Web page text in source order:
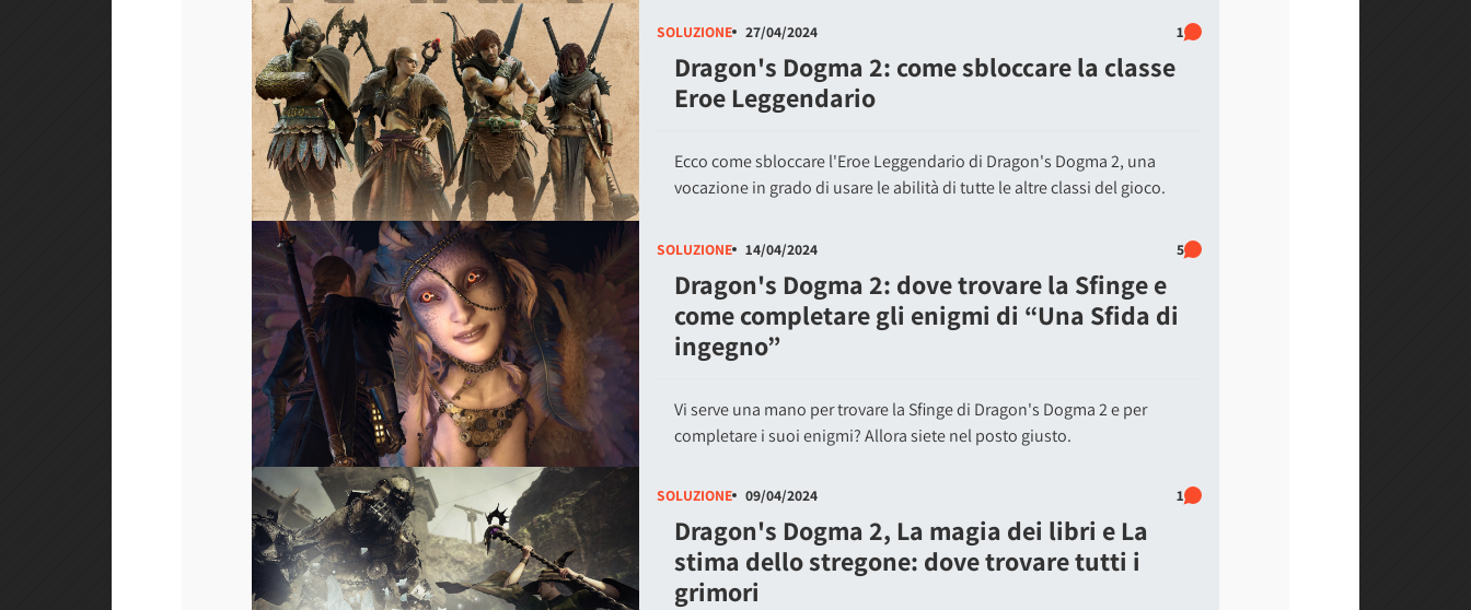
SOLUZIONE 27/04/2024 1
Dragon's Dogma 2: come sbloccare la classe
Eroe Leggendario
Ecco come sbloccare l'Eroe Leggendario di Dragon's Dogma 2, una
vocazione in grado di usare le abilità di tutte le altre classi del gioco.
SOLUZIONE 14/04/2024 5
Dragon's Dogma 2: dove trovare la Sfinge e
come completare gli enigmi di “Una Sfida di
ingegno”
Vi serve una mano per trovare la Sfinge di Dragon's Dogma 2 e per
completare i suoi enigmi? Allora siete nel posto giusto.
SOLUZIONE 09/04/2024 1
Dragon's Dogma 2, La magia dei libri e La
stima dello stregone: dove trovare tutti i
grimori